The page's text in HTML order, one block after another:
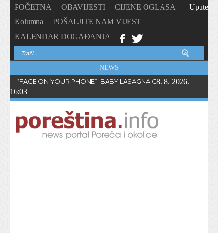
POČETNA OBAVIJESTI
CIJENE OGLASA
Kolumna
POŠALJITE NAM VIJEST
KALENDAR DOGAĐANJA
Upute
NEWS
“FACE ON YOUR PHONE”: BABY LASAGNA OBJAVIO NOVI
8. 8. 2026.
16:03